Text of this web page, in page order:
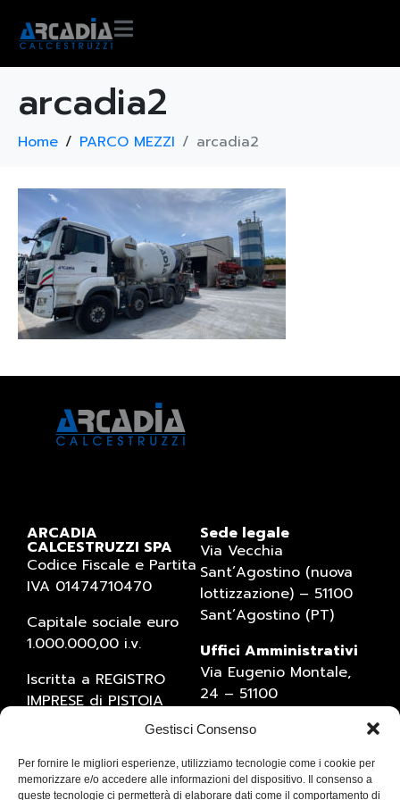
Gestisci Consenso
Per fornire le migliori esperienze, utilizziamo tecnologie come i cookie per
memorizzare e/o accedere alle informazioni del dispositivo. Il consenso a
queste tecnologie ci permetterà di elaborare dati come il comportamento di
arcadia2
Home PARCO MEZZI arcadia2
ARCADIA
CALCESTRUZZI SPA
Codice Fiscale e Partita
IVA 01474710470
Capitale sociale euro
1.000.000,00 i.v.
Iscritta a REGISTRO
IMPRESE di PISTOIA
(numero 01474710470)
Sede legale
Via Vecchia
Sant’Agostino (nuova
lottizzazione) – 51100
Sant’Agostino (PT)
Uffici Amministrativi
Via Eugenio Montale,
24 – 51100
Tel. 0573934769 – Fax
0573537258
e-mail: